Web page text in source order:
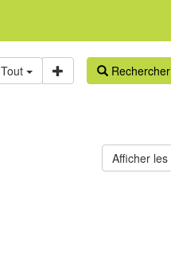
Tout
Rechercher